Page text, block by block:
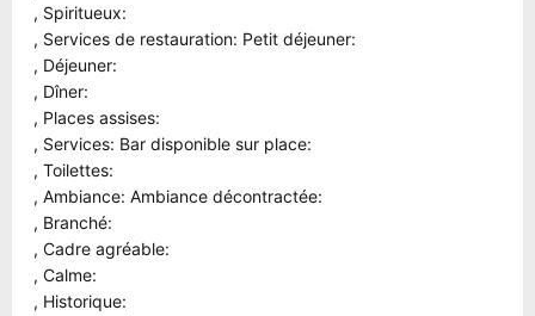
, Spiritueux:
, Services de restauration: Petit déjeuner:
, Déjeuner:
, Dîner:
, Places assises:
, Services: Bar disponible sur place:
, Toilettes:
, Ambiance: Ambiance décontractée:
, Branché:
, Cadre agréable:
, Calme:
, Historique: